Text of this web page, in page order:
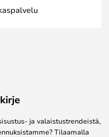
ja valaistustrendeistä,
Tilaamalla